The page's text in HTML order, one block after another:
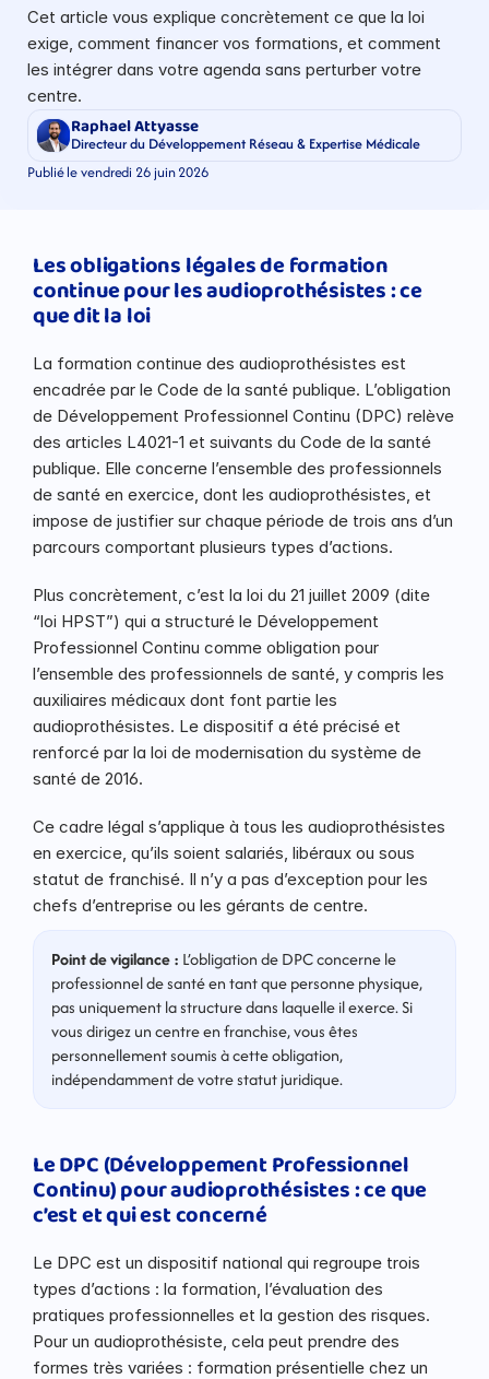
Cet article vous explique concrètement ce que la loi
exige, comment financer vos formations, et comment
les intégrer dans votre agenda sans perturber votre
centre.
Raphael Attyasse
Directeur du Développement Réseau & Expertise Médicale
Publié le vendredi 26 juin 2026
Les obligations légales de formation
continue pour les audioprothésistes : ce
que dit la loi
La formation continue des audioprothésistes est
encadrée par le Code de la santé publique. L’obligation
de Développement Professionnel Continu (DPC) relève
des articles L4021-1 et suivants du Code de la santé
publique. Elle concerne l’ensemble des professionnels
de santé en exercice, dont les audioprothésistes, et
impose de justifier sur chaque période de trois ans d’un
parcours comportant plusieurs types d’actions.
Plus concrètement, c’est la loi du 21 juillet 2009 (dite
“loi HPST”) qui a structuré le Développement
Professionnel Continu comme obligation pour
l’ensemble des professionnels de santé, y compris les
auxiliaires médicaux dont font partie les
audioprothésistes. Le dispositif a été précisé et
renforcé par la loi de modernisation du système de
santé de 2016.
Ce cadre légal s’applique à tous les audioprothésistes
en exercice, qu’ils soient salariés, libéraux ou sous
statut de franchisé. Il n’y a pas d’exception pour les
chefs d’entreprise ou les gérants de centre.
Point de vigilance : L’obligation de DPC concerne le
professionnel de santé en tant que personne physique,
pas uniquement la structure dans laquelle il exerce. Si
vous dirigez un centre en franchise, vous êtes
personnellement soumis à cette obligation,
indépendamment de votre statut juridique.
Le DPC (Développement Professionnel
Continu) pour audioprothésistes : ce que
c’est et qui est concerné
Le DPC est un dispositif national qui regroupe trois
types d’actions : la formation, l’évaluation des
pratiques professionnelles et la gestion des risques.
Pour un audioprothésiste, cela peut prendre des
formes très variées : formation présentielle chez un